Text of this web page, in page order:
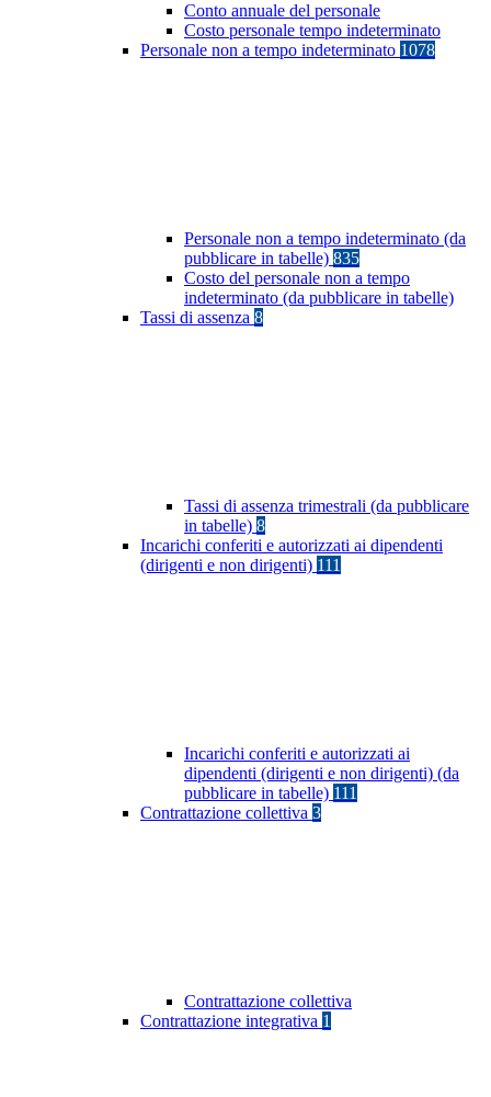
Conto annuale del personale
Costo personale tempo indeterminato
Personale non a tempo indeterminato 1078
Personale non a tempo indeterminato (da
pubblicare in tabelle) 835
Costo del personale non a tempo
indeterminato (da pubblicare in tabelle)
Tassi di assenza 8
Tassi di assenza trimestrali (da pubblicare
in tabelle) 8
Incarichi conferiti e autorizzati ai dipendenti
(dirigenti e non dirigenti) 111
Incarichi conferiti e autorizzati ai
dipendenti (dirigenti e non dirigenti) (da
pubblicare in tabelle) 111
Contrattazione collettiva 3
Contrattazione collettiva
Contrattazione integrativa 1